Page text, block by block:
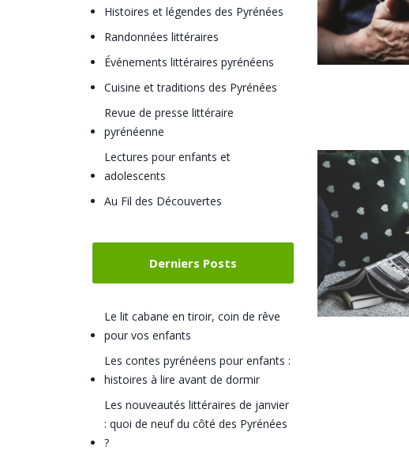
Histoires et légendes des Pyrénées
Randonnées littéraires
Événements littéraires pyrénéens
Cuisine et traditions des Pyrénées
Revue de presse littéraire
pyrénéenne
Lectures pour enfants et
adolescents
Au Fil des Découvertes
Derniers Posts
Le lit cabane en tiroir, coin de rêve
pour vos enfants
Les contes pyrénéens pour enfants :
histoires à lire avant de dormir
Les nouveautés littéraires de janvier
: quoi de neuf du côté des Pyrénées
?